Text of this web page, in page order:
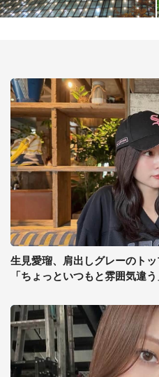
生見愛瑠、肩出しグレーのト
「ちょっといつもと雰囲気違